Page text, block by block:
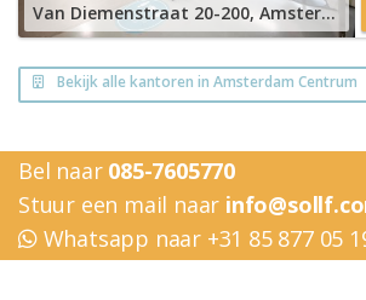
Van Diemenstraat 20-200, Amsterdam Houthavens
Bekijk alle kantoren in Amsterdam Centrum
Bel naar 085-7605770
Stuur een mail naar
Whatsapp naar +31 85 877 05